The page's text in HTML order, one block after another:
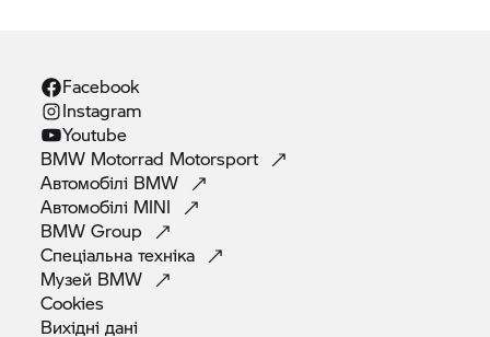
Facebook
Instagram
Youtube
BMW Motorrad Motorsport
Автомобілі BMW
Автомобілі MINI
BMWGroup
Спеціальнатехніка
Музей BMW
Cookies
Вихіднідані